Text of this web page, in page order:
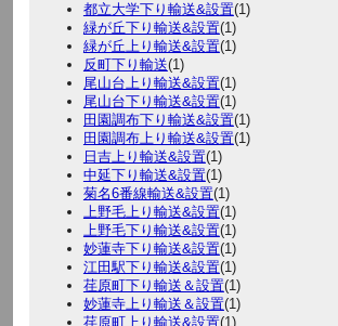
都立大学下り輸送&設置(1)
緑が丘下り輸送&設置(1)
緑が丘上り輸送&設置(1)
反町下り輸送(1)
尾山台上り輸送&設置(1)
尾山台下り輸送&設置(1)
田園調布下り輸送&設置(1)
田園調布上り輸送&設置(1)
日吉上り輸送&設置(1)
中延下り輸送&設置(1)
菊名6番線輸送&設置(1)
上野毛上り輸送&設置(1)
上野毛下り輸送&設置(1)
妙蓮寺下り輸送&設置(1)
江田駅下り輸送&設置(1)
荏原町下り輸送＆設置(1)
妙蓮寺上り輸送＆設置(1)
荏原町上り輸送&設置(1)